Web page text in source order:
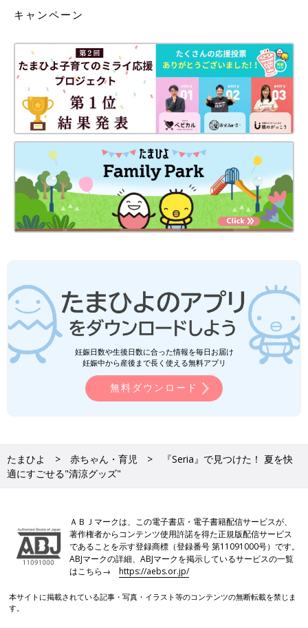
キャンペーン
妊娠日数や生後日数に合った情報を毎日お届け
妊娠中から産後まで長く使える無料アプリ
無料ダウンロード
たまひよ 赤ちゃん・育児
『Seria』で見つけた！ 夏を快
適にすごせる"清涼グッズ"
ＡＢＪマークは、この電子書店・電子書籍配信サービスが、
著作権者からコンテンツ使用許諾を得た正規版配信サービス
であることを示す登録商標（登録番号 第11091000号）です。
ABJマークの詳細、ABJマークを掲示しているサービスの一覧
はこちら→https://aebs.or.jp/
本サイトに掲載されている記事・写真・イラスト等のコンテンツの無断転載を禁じま
す。